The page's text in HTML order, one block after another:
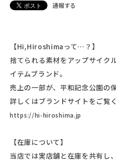
通報する
【Hi,Hiroshimaって…？】
捨てられる素材をアップサイク
イテムブランド。
売上の一部が、平和記念公園の
詳しくはブランドサイトをご覧
https://hi-hiroshima.jp
【在庫について】
当店では実店舗と在庫を共有し